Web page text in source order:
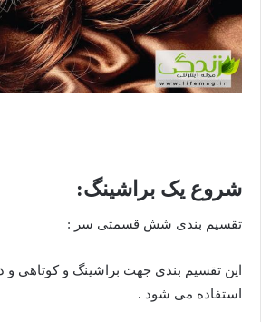
شروع یک براشینگ:
تقسیم بندی شش قسمتی سر :
این تقسیم بندی جهت براشینگ و کوتاهی و
استفاده می شود .